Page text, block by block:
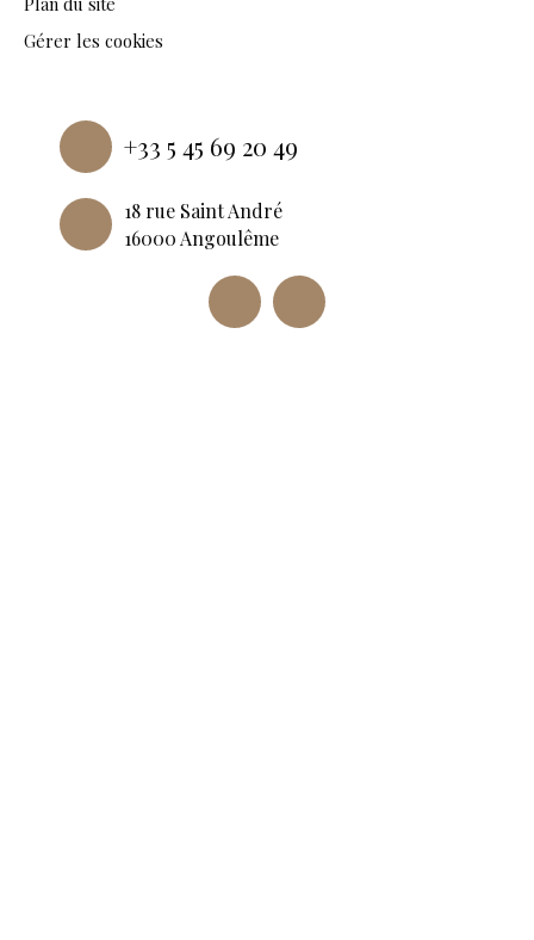
Gérer les cookies
+33 5 45 69 20 49
18 rue Saint André
16000 Angoulême